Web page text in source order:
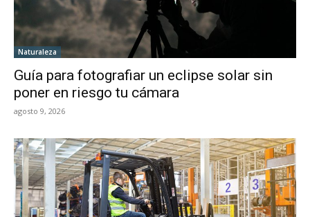
Naturaleza
Guía para fotografiar un eclipse solar sin
poner en riesgo tu cámara
agosto 9, 2026